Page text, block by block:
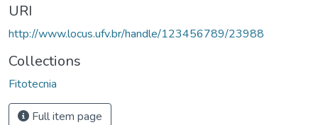
URI
http://www.locus.ufv.br/handle/123456789/23988
Collections
Fitotecnia
Full item page